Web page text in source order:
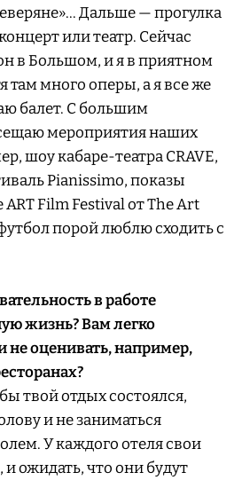
Дальше — прогулка
или театр. Сейчас
в Большом, и я в приятном
там много оперы, а я все же
балет. С большим
мероприятия наших
шоу кабаре-театра CRAVE,
Pianissimo, показы
Film Festival от The Art
порой люблю сходить с
в работе
жизнь? Вам легко
не оценивать, например,
твой отдых состоялся,
и не заниматься
У каждого отеля свои
и ожидать, что они будут